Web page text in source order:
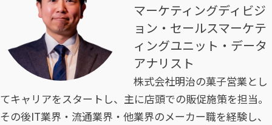
マーケティングディビジ
ョン・セールスマーケテ
ィングユニット・データ
アナリスト
株式会社明治の菓子営業とし
てキャリアをスタートし、主に店頭での販促施策を担当。
その後IT業界・流通業界・他業界のメーカー職を経験し、